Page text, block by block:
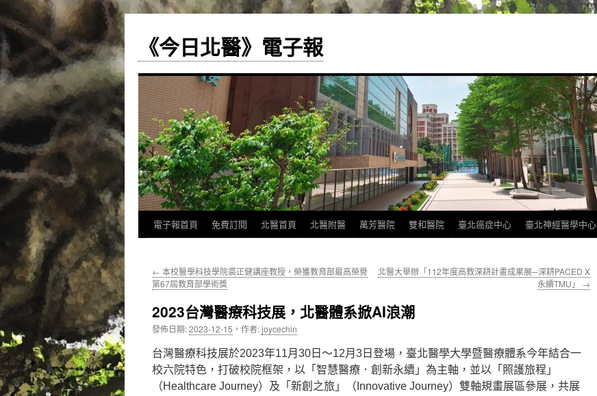
《今日北醫》電子報
跳
主
內
容
電子報首頁 免費訂閱 北醫首頁 北醫附醫 萬芳醫院 雙和醫院 臺北癌症中心 臺北神經醫學中心
← 本校醫學科技學院裘正健講座教授，榮獲教育部最高榮譽
第67屆教育部學術獎
北醫大舉辦「112年度高教深耕計畫成果展─深耕PACED X
永續TMU」 →
2023台灣醫療科技展，北醫體系掀AI浪潮
發佈日期:2023-12-15 ， 作者:joycechin
台灣醫療科技展於2023年11月30日～12月3日登場，臺北醫學大學暨醫療體系今年結合一
校六院特色，打破校院框架，以「智慧醫療．創新永續」為主軸，並以「照護旅程」
（Healthcare Journey）及「新創之旅」（Innovative Journey）雙軸規畫展區參展，共展